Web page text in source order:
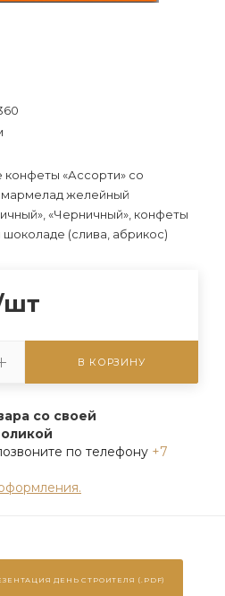
«Ассорти» со
мармелад желейный
«Черничный», конфеты
(слива, абрикос)
В КОРЗИНУ
со своей
по телефону +7
ДЕНЬ СТРОИТЕЛЯ (.PDF)